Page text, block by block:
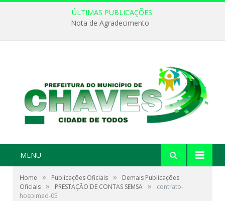
ÚLTIMAS PUBLICAÇÕES:
Nota de Agradecimento
MENU
Home » Publicações Oficiais »
Demais Publicações
Oficiais » PRESTAÇÃO DE CONTAS SEMSA »
contrato-
hospimed-05